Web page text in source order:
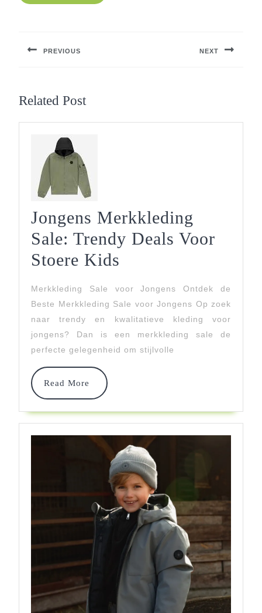
PREVIOUS NEXT
Related Post
Jongens Merkkleding
Sale: Trendy Deals Voor
Stoere Kids
Sale:
Trendy
Deals
Kids
Merkkleding Sale voor Jongens Ontdek de
Beste Merkkleding Sale voor Jongens Op zoek
naar trendy en kwalitatieve kleding voor
jongens? Dan is een merkkleding sale de
perfecte gelegenheid om stijlvolle
Read More
Read
More